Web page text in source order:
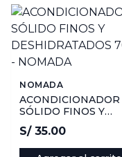
NOMADA
ACONDICIONADOR
SÓLIDO FINOS Y
DESHIDRATADOS
70GR - NOMADA
S/ 35.00